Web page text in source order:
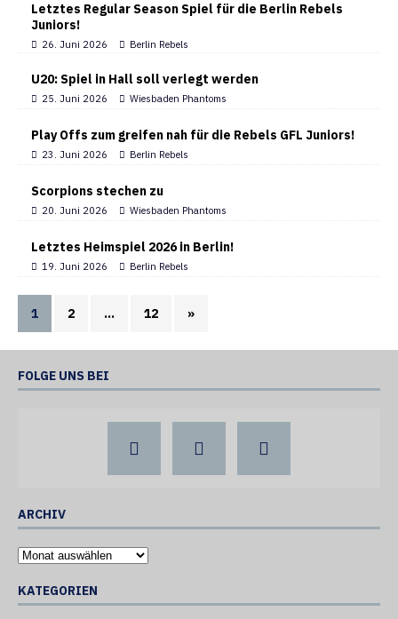
Letztes Regular Season Spiel für die Berlin Rebels
Juniors!
26. Juni 2026 Berlin Rebels
U20: Spiel in Hall soll verlegt werden
25. Juni 2026 Wiesbaden Phantoms
Play Offs zum greifen nah für die Rebels GFL Juniors!
23. Juni 2026 Berlin Rebels
Scorpions stechen zu
20. Juni 2026 Wiesbaden Phantoms
Letztes Heimspiel 2026 in Berlin!
19. Juni 2026 Berlin Rebels
1 2 … 12 »
FOLGE UNS BEI
ARCHIV
KATEGORIEN